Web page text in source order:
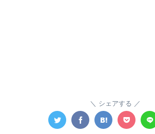
シェアする